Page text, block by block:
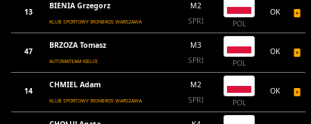
13
BIENIA Grzegorz
KLUB SPORTOWY IRONBROS WARSZAWA
M2
SPRI
POL
OK
47
BRZOZA Tomasz
AUTOMATEAM KIELCE
M3
SPRI
POL
OK
14
CHMIEL Adam
KLUB SPORTOWY IRONBROS WARSZAWA
M2
SPRI
POL
OK